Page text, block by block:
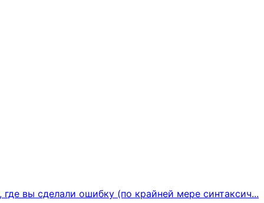
вы сделали ошибку (по крайней мере синтаксич...